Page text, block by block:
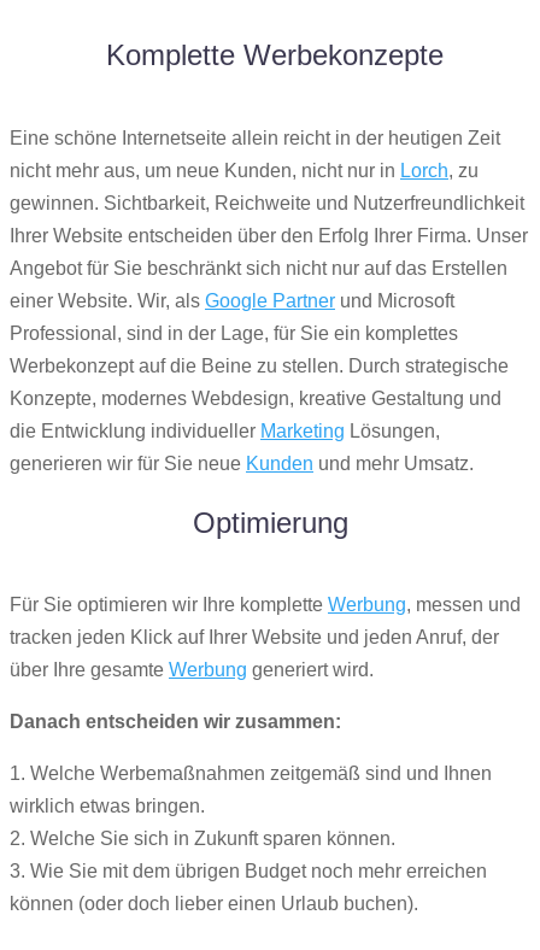
Komplette Werbekonzepte
Eine schöne Internetseite allein reicht in der heutigen Zeit
nicht mehr aus, um neue Kunden, nicht nur in Lorch, zu
gewinnen. Sichtbarkeit, Reichweite und Nutzerfreundlichkeit
Ihrer Website entscheiden über den Erfolg Ihrer Firma. Unser
Angebot für Sie beschränkt sich nicht nur auf das Erstellen
einer Website. Wir, als Google Partner und Microsoft
Professional, sind in der Lage, für Sie ein komplettes
Werbekonzept auf die Beine zu stellen. Durch strategische
Konzepte, modernes Webdesign, kreative Gestaltung und
die Entwicklung individueller Marketing Lösungen,
generieren wir für Sie neue Kunden und mehr Umsatz.
Optimierung
Für Sie optimieren wir Ihre komplette Werbung, messen und
tracken jeden Klick auf Ihrer Website und jeden Anruf, der
über Ihre gesamte Werbung generiert wird.
Danach entscheiden wir zusammen:
1. Welche Werbemaßnahmen zeitgemäß sind und Ihnen
wirklich etwas bringen.
2. Welche Sie sich in Zukunft sparen können.
3. Wie Sie mit dem übrigen Budget noch mehr erreichen
können (oder doch lieber einen Urlaub buchen).